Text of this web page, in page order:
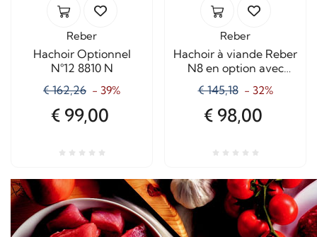
Reber
Hachoir Optionnel
N°12 8810 N
€ 162,26 - 39%
€ 99,00
Reber
Hachoir à viande Reber
N8 en option avec
inoxydable
€ 145,18 - 32%
€ 98,00